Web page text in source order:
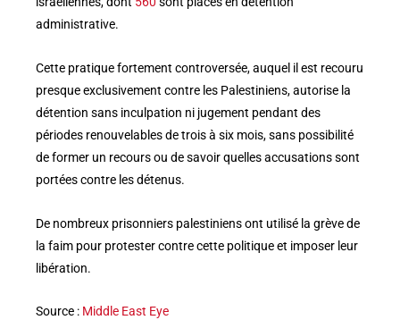
administrative.
Cette pratique fortement controversée, auquel il est recouru
presque exclusivement contre les Palestiniens, autorise la
détention sans inculpation ni jugement pendant des
périodes renouvelables de trois à six mois, sans possibilité
de former un recours ou de savoir quelles accusations sont
portées contre les détenus.
De nombreux prisonniers palestiniens ont utilisé la grève de
la faim pour protester contre cette politique et imposer leur
libération.
Source : Middle East Eye